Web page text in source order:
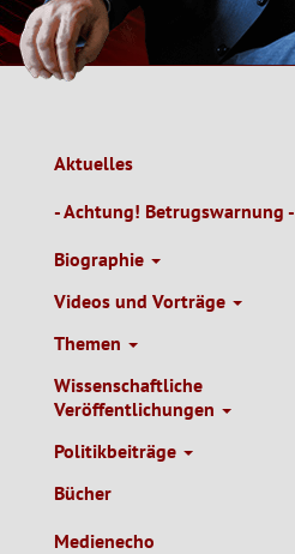
Main
Navigation
Aktuelles
- Achtung! Betrugswarnung -
Biographie
Videos und Vorträge
Themen
Wissenschaftliche
Veröffentlichungen
Politikbeiträge
Bücher
Medienecho